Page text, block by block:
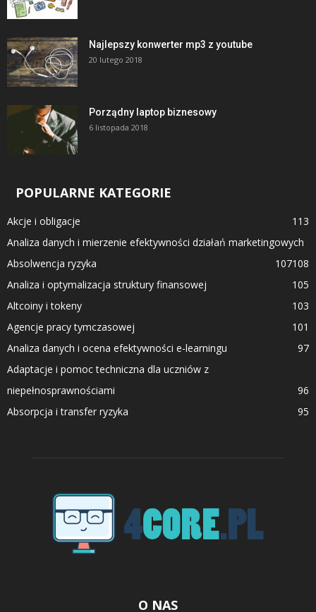
Najlepszy konwerter mp3 z youtube
20 lutego 2018
Porządny laptop biznesowy
6 listopada 2018
POPULARNE KATEGORIE
Akcje i obligacje
113
Analiza danych i mierzenie efektywności działań marketingowych
108
Absolwencja ryzyka
107
Analiza i optymalizacja struktury finansowej
105
Altcoiny i tokeny
103
Agencje pracy tymczasowej
101
Analiza danych i ocena efektywności e-learningu
97
Adaptacje i pomoc techniczna dla uczniów z
niepełnosprawnościami
96
Absorpcja i transfer ryzyka
95
O NAS